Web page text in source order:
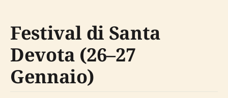
Festival di Santa
Devota (26–27
Gennaio)